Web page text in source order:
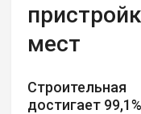
мест
достигает 99,1%